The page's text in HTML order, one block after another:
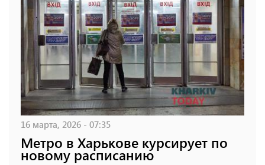
16 марта, 2026 - 07:35
Метро в Харькове курсирует по
новому расписанию